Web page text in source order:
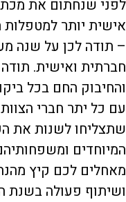
לפני שנחתום את
אישית יותר
– תודה לכן על שנה
חברתית ואישית.
והחיבוק החם בכל
עם כל יתר חברי
שתצליחו לשנות את
המיוחדים
מאחלים לכם קיץ
ושיתוף פעולה בשנת